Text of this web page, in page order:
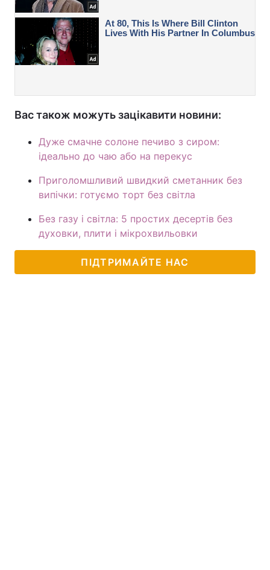
Вас також можуть зацікавити новини:
Дуже смачне солоне печиво з сиром:
ідеально до чаю або на перекус
Приголомшливий швидкий сметанник без
випічки: готуємо торт без світла
Без газу і світла: 5 простих десертів без
духовки, плити і мікрохвильовки
ПІДТРИМАЙТЕ НАС